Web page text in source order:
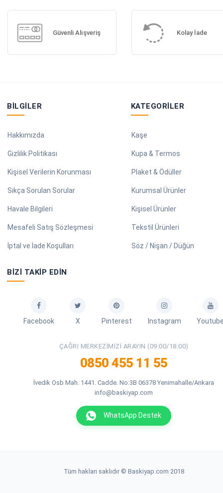
Güvenli Alışveriş Kolay İade
BILGILER
Hakkımızda
Gizlilik Politikası
Kişisel Verilerin Korunması
Sıkça Sorulan Sorular
Havale Bilgileri
Mesafeli Satış Sözleşmesi
İptal ve İade Koşulları
KATEGORILER
Kaşe
Kupa & Termos
Plaket & Ödüller
Kurumsal Ürünler
Kişisel Ürünler
Tekstil Ürünleri
Söz / Nişan / Düğün
BIZI TAKIP EDIN
Facebook X Pinterest Instagram
ÇAĞRI MERKEZIMIZI ARAYIN (09:00/18:00)
0850 455 11 55
İvedik Osb Mah. 1441. Cadde. No:3B 06378 Yenimahalle/Ankara
info@baskiyap.com
WhatsApp Destek
Tüm hakları saklıdır © Baskiyap.com 2018